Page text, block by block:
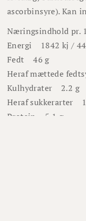
ascorbinsyre). Kan
Næringsindhold pr.
Energi
1842 kj /
Fedt
46 g
Heraf mættede
Kulhydrater
2.2 g
Heraf sukkerarter
Protein
5.1 g